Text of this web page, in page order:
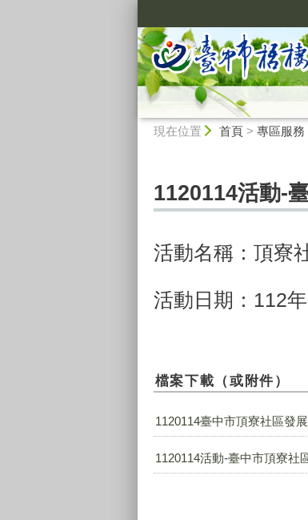
現在位置 首頁> 專區服務
1120114活動-
活動名稱：頂寮
活動日期：112
檔案下載（或附件）
1120114臺中市頂寮社區發
1120114活動-臺中市頂寮社